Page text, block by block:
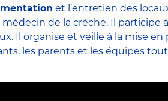
et l’entretien des
de la crèche. Il participe
Il organise et veille à la mise en
les parents et les équipes tout